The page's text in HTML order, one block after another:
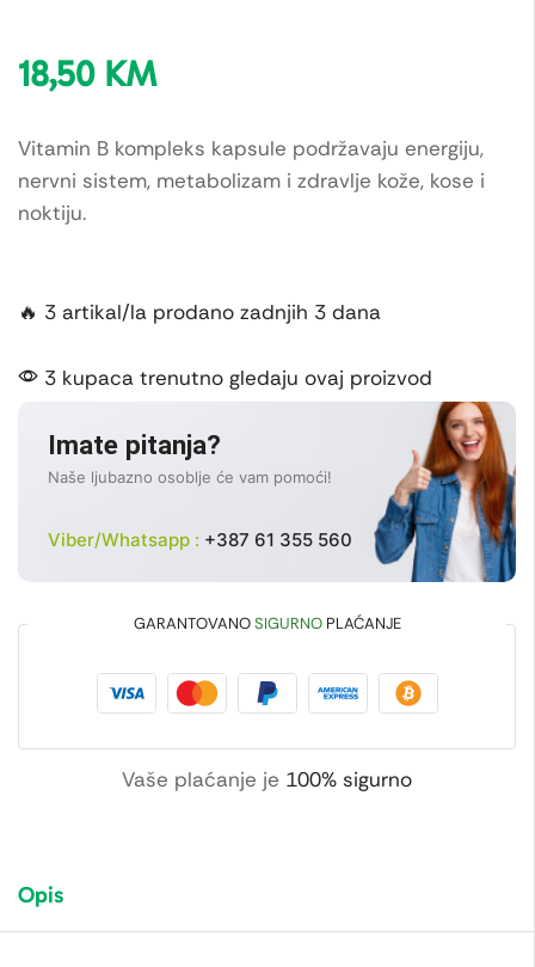
18,50 KM
Vitamin B kompleks kapsule podržavaju energiju,
nervni sistem, metabolizam i zdravlje kože, kose i
noktiju.
🔥 3 artikal/la prodano zadnjih 3 dana
3 kupaca trenutno gledaju ovaj proizvod
Imate pitanja?
Naše ljubazno osoblje će vam pomoći!
Viber/Whatsapp : +387 61 355 560
GARANTOVANOSIGURNOPLAĆANJE
Vaše plaćanje je 100% sigurno
Opis